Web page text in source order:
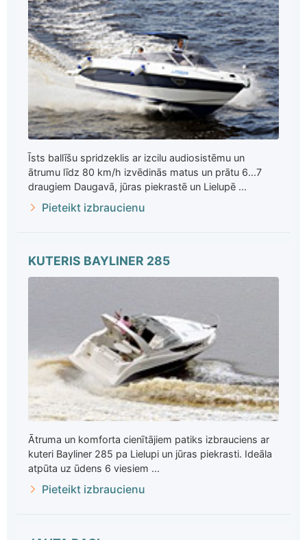
Īsts ballīšu spridzeklis ar izcilu audiosistēmu un
ātrumu līdz 80 km/h izvēdinās matus un prātu 6...7
draugiem Daugavā, jūras piekrastē un Lielupē ...
Pieteikt izbraucienu
KUTERIS BAYLINER 285
Ātruma un komforta cienītājiem patiks izbrauciens ar
kuteri Bayliner 285 pa Lielupi un jūras piekrasti. Ideāla
atpūta uz ūdens 6 viesiem ...
Pieteikt izbraucienu